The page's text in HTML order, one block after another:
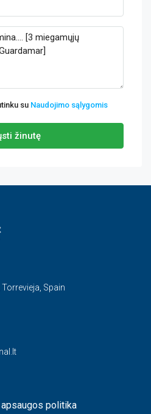
su Naudojimo sąlygomis
žinutę
Spain
politika